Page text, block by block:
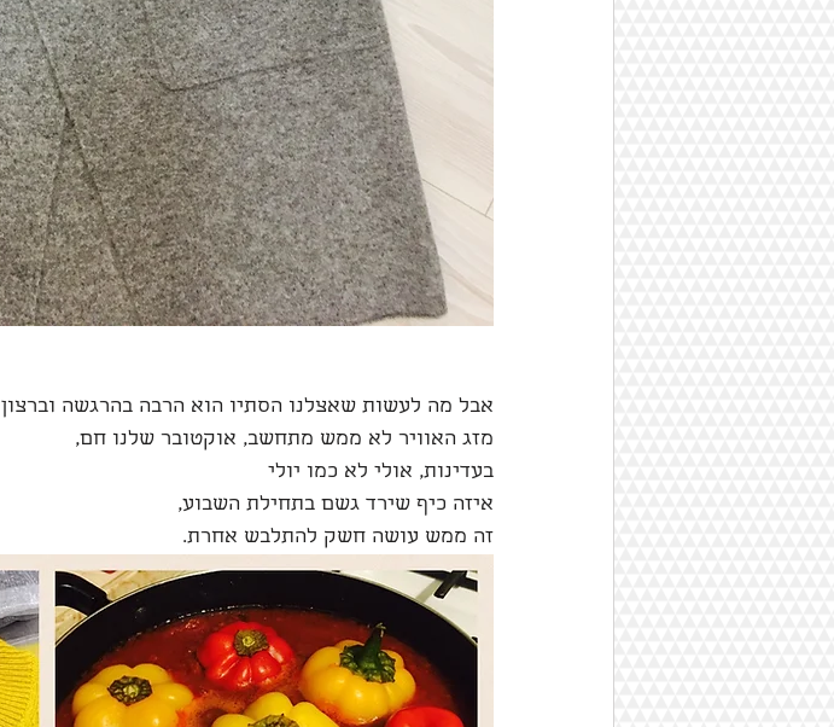
אבל מה לעשות שאצלנו הסתיו הוא הרבה בהרגשה וברצון
מזג האוויר לא ממש מתחשב, אוקטובר שלנו חם,
בעדינות, אולי לא כמו יולי
איזה כיף שירד גשם בתחילת השבוע,
זה ממש עושה חשק להתלבש אחרת.